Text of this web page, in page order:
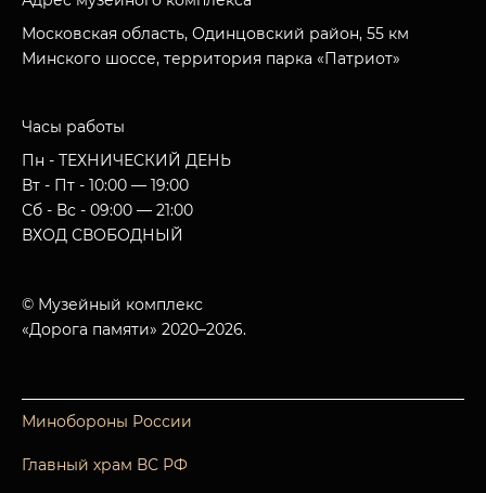
Московская область, Одинцовский район, 55 км
Минского шоссе, территория парка «Патриот»
Часы работы
Пн - ТЕХНИЧЕСКИЙ ДЕНЬ
Вт - Пт - 10:00 — 19:00
Сб - Вс - 09:00 — 21:00
ВХОД СВОБОДНЫЙ
© Музейный комплекс
«Дорога памяти» 2020–2026.
Минобороны России
Главный храм ВС РФ